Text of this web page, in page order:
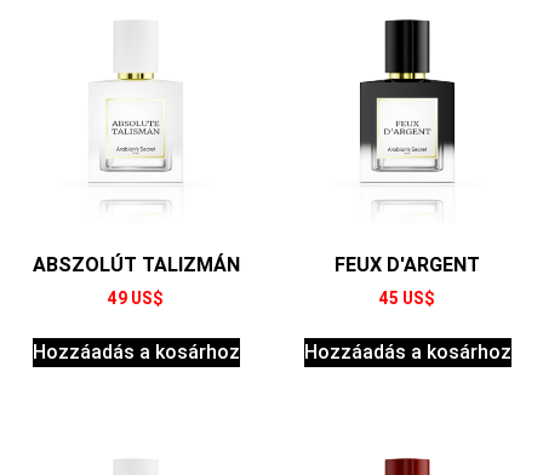
ABSZOLÚT TALIZMÁN
49 US$
Hozzáadás a kosárhoz
FEUX D'ARGENT
45 US$
Hozzáadás a kosárhoz